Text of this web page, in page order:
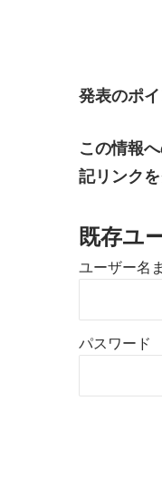
発表のポ
この情報
記リンク
既存ユ
ユーザー名
パスワード